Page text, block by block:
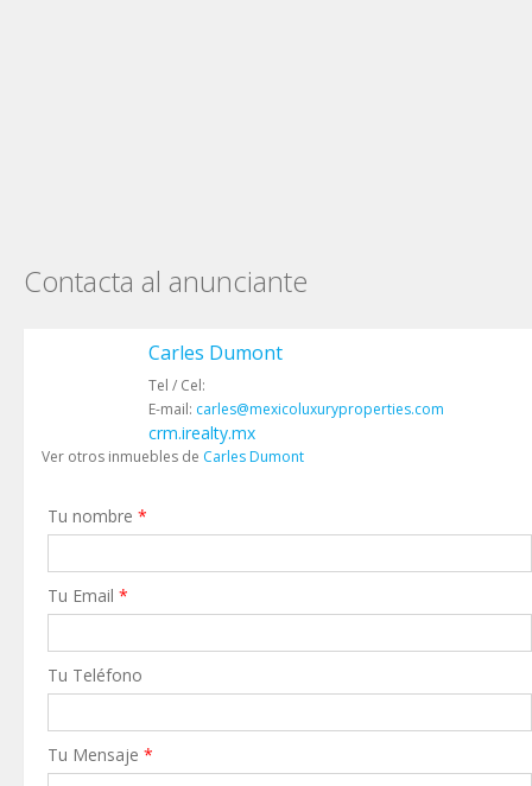
Contacta al anunciante
Carles Dumont
Tel / Cel:
E-mail: carles@mexicoluxuryproperties.com
crm.irealty.mx
Ver otros inmuebles de Carles Dumont
Tu nombre *
Tu Email *
Tu Teléfono
Tu Mensaje *